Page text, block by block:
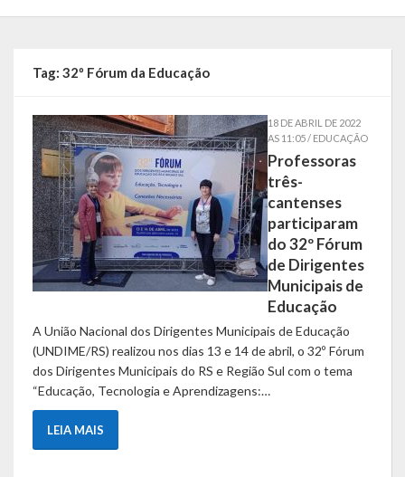
Estatísticas
Governo
Administração
Ex-Administradores
Conselhos Municipais
Administração, Fazenda e Planejamento
Desenvolvimento Econômico
Desenvolvimento Social
Tag: 32º Fórum da Educação
18 DE ABRIL DE 2022
AS 11:05 / EDUCAÇÃO
Professoras
três-
cantenses
participaram
do 32º Fórum
de Dirigentes
Municipais de
Educação
A União Nacional dos Dirigentes Municipais de Educação
(UNDIME/RS) realizou nos dias 13 e 14 de abril, o 32º Fórum
dos Dirigentes Municipais do RS e Região Sul com o tema
“Educação, Tecnologia e Aprendizagens:…
LEIA MAIS